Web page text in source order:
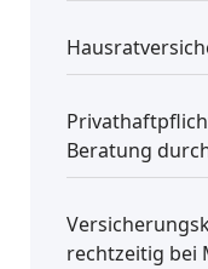
Beratung
rechtzeitig bei